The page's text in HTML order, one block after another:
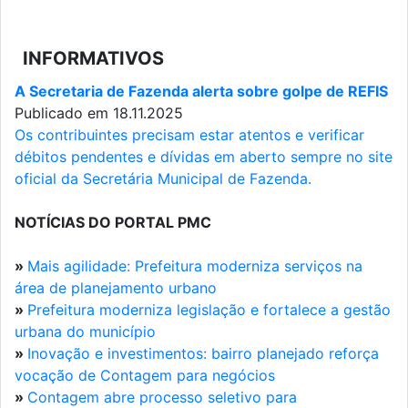
INFORMATIVOS
A Secretaria de Fazenda alerta sobre golpe de REFIS
Publicado em 18.11.2025
Os contribuintes precisam estar atentos e verificar
débitos pendentes e dívidas em aberto sempre no site
oficial da Secretária Municipal de Fazenda.
NOTÍCIAS DO PORTAL PMC
» Mais agilidade: Prefeitura moderniza serviços na
área de planejamento urbano
» Prefeitura moderniza legislação e fortalece a gestão
urbana do município
» Inovação e investimentos: bairro planejado reforça
vocação de Contagem para negócios
» Contagem abre processo seletivo para